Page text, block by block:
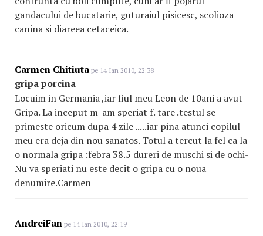
gandacului de bucatarie, guturaiul pisicesc, scolioza
canina si diareea cetaceica.
Carmen Chitiuta pe 14 Ian 2010, 22:38
gripa porcina
Locuim in Germania ,iar fiul meu Leon de 10ani a avut
Gripa. La inceput m-am speriat f. tare .testul se
primeste oricum dupa 4 zile .....iar pina atunci copilul
meu era deja din nou sanatos. Totul a tercut la fel ca la
o normala gripa :febra 38.5 dureri de muschi si de ochi-
Nu va speriati nu este decit o gripa cu o noua
denumire.Carmen
AndreiFan pe 14 Ian 2010, 22:19